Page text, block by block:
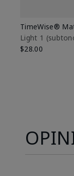
TimeWise®
Light 1​
$28.00